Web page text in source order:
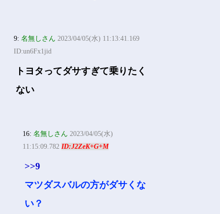
9:名無しさん 2023/04/05(水) 11:13:41.169
ID:un6Fx1jid
トヨタってダサすぎて乗りたく
ない
16:名無しさん 2023/04/05(水)
11:15:09.782ID:J2ZeK+G+M
>>9
マツダスバルの方がダサくな
い？